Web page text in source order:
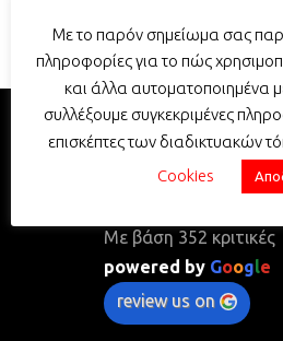
Σχολή Οδηγών
Driving School
Με βάση 352 κριτικές
powered by Google
review us on
Με το παρόν σημείωμα σας
πληροφορίες για το πώς
και άλλα αυτοματοποιημένα
συλλέξουμε συγκεκριμένες
επισκέπτες των διαδικτυακών
Cookies